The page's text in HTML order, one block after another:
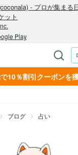
10％割引クーポンを
ブログ 占い